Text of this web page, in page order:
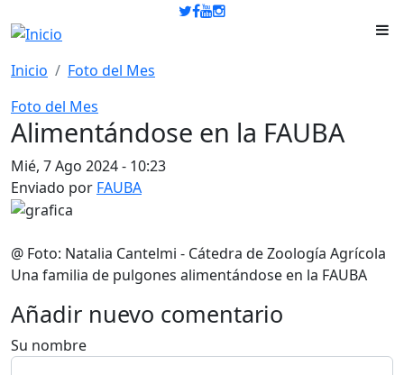
Pasar al contenido principal
Inicio
Foto del Mes
Foto del Mes
Alimentándose en la FAUBA
Mié, 7 Ago 2024 - 10:23
Enviado por FAUBA
@ Foto: Natalia Cantelmi - Cátedra de Zoología Agrícola
Una familia de pulgones alimentándose en la FAUBA
Añadir nuevo comentario
Su nombre